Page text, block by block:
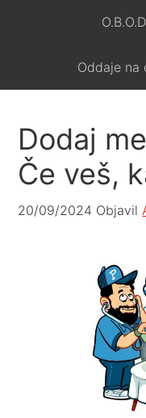
Oddaje na
Dodaj
Če veš,
20/09/2024 Objavil